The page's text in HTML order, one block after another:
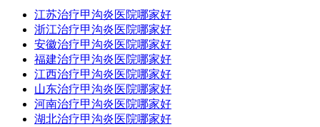
江苏治疗甲沟炎医院哪家好
浙江治疗甲沟炎医院哪家好
安徽治疗甲沟炎医院哪家好
福建治疗甲沟炎医院哪家好
江西治疗甲沟炎医院哪家好
山东治疗甲沟炎医院哪家好
河南治疗甲沟炎医院哪家好
湖北治疗甲沟炎医院哪家好